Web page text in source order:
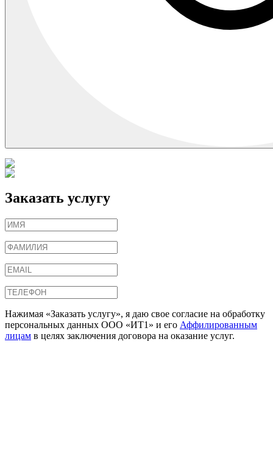
Заказать услугу
Нажимая «Заказать услугу», я даю свое согласие на обработку
персональных данных ООО «ИТ1» и его Аффилированным
лицам в целях заключения договора на оказание услуг.